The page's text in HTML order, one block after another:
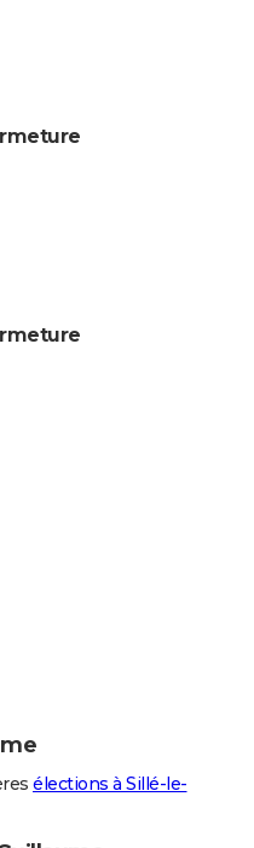
élections à Sillé-le-